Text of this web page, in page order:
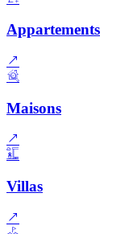
Appartements
Maisons
Villas